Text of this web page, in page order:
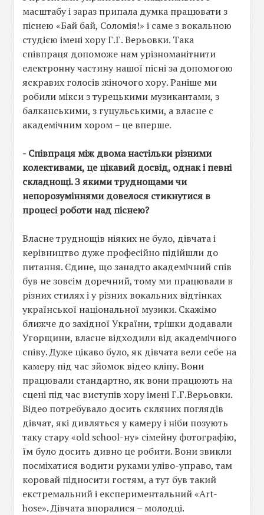
масштабу і зараз припала думка працювати з
піснею «Бай бай, Соломія!» і саме з вокальною
студією імені хору Г.Г. Верьовки. Така
співпраця допоможе нам урізноманітнити
електронну частину нашої пісні за допомогою
яскравих голосів жіночого хору. Раніше ми
робили мікси з турецькими музикантами, з
балканськими, з гуцульськими, а власне с
академічним хором – це вперше.
- Співпраця між двома настільки різними
колективами, це цікавий досвід, однак і певні
складнощі. З якими труднощами чи
непорозуміннями довелося стикнутися в
процесі роботи над піснею?
Власне труднощів ніяких не було, дівчата і
керівництво дуже професійно підійшли до
питання. Єдине, що занадто академічний спів
був не зовсім доречний, тому ми працювали в
різних стилях і у різних вокальних відтінках
української національної музики. Скажімо
ближче до західної України, трішки додавали
Угорщини, власне відходили від академічного
співу. Дуже цікаво було, як дівчата вели себе на
камеру під час зйомок відео кліпу. Вони
працювали стандартно, як вони працюють на
сцені під час виступів хору імені Г.Г.Верьовки.
Відео потребувало досить скляних поглядів
дівчат, які дивляться у камеру і ніби позують
таку стару «оld school-ну» сімейну фотографію,
їм було досить дивно це робити. Вони звикли
посміхатися водити руками уліво-управо, там
коровай підносити гостям, а тут був такий
екстремальний і експериментальний «Art-
hose». Дівчата впоралися – молодці.